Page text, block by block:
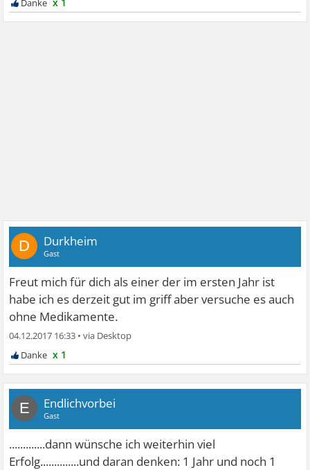
D Durkheim
Gast
Freut mich für dich als einer der im ersten Jahr ist
habe ich es derzeit gut im griff aber versuche es auch
ohne Medikamente.
04.12.2017 16:33 •
x 1
E Endlichvorbei
Gast
.............dann wünsche ich weiterhin viel
Erfolg..............und daran denken: 1 Jahr und noch 1